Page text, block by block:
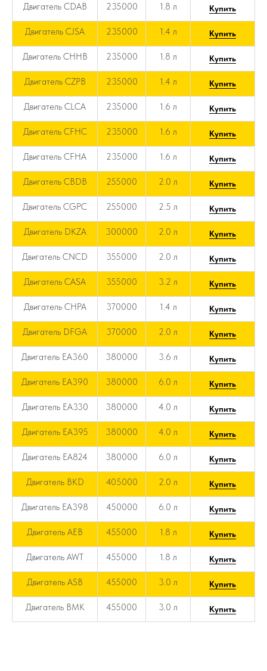
Двигатель CDAB 235000 1.8 л Купить
Двигатель CJSA 235000 1.4 л Купить
Двигатель CHHB 235000 1.8 л Купить
Двигатель CZPB 235000 1.4 л Купить
Двигатель CLCA 235000 1.6 л Купить
Двигатель CFHC 235000 1.6 л Купить
Двигатель CFHA 235000 1.6 л Купить
Двигатель CBDB 255000 2.0 л Купить
Двигатель CGPC 255000 2.5 л Купить
Двигатель DKZA 300000 2.0 л Купить
Двигатель CNCD 355000 2.0 л Купить
Двигатель CASA 355000 3.2 л Купить
Двигатель CHPA 370000 1.4 л Купить
Двигатель DFGA 370000 2.0 л Купить
Двигатель EA360 380000 3.6 л Купить
Двигатель EA390 380000 6.0 л Купить
Двигатель EA330 380000 4.0 л Купить
Двигатель EA395 380000 4.0 л Купить
Двигатель EA824 380000 6.0 л Купить
Двигатель BKD 405000 2.0 л Купить
Двигатель EA398 450000 6.0 л Купить
Двигатель AEB 455000 1.8 л Купить
Двигатель AWT 455000 1.8 л Купить
Двигатель ASB 455000 3.0 л Купить
Двигатель BMK 455000 3.0 л Купить